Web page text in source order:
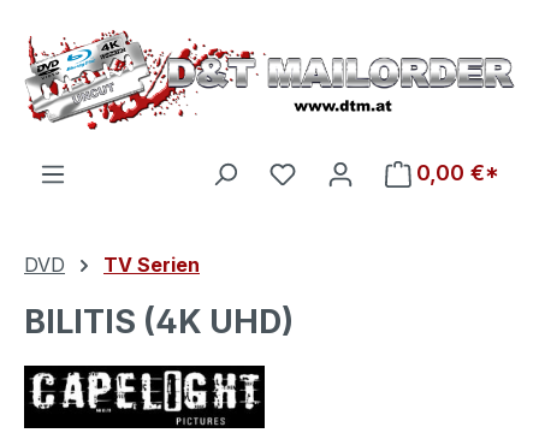
Zum Hauptinhalt springen
Du hast 0 Produkte auf
0,00 €*
DVD TV Serien
BILITIS (4K UHD)